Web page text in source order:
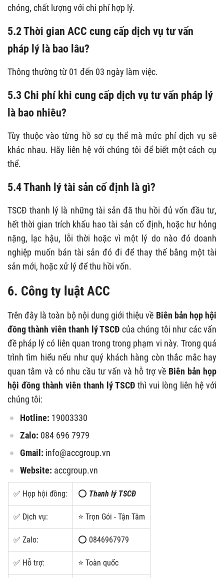
chóng, chất lượng với chi phí hợp lý.
5.2 Thời gian ACC cung cấp dịch vụ tư vấn
pháp lý là bao lâu?
Thông thường từ 01 đến 03 ngày làm việc.
5.3 Chi phí khi cung cấp dịch vụ tư vấn pháp lý
là bao nhiêu?
Tùy thuộc vào từng hồ sơ cụ thể mà mức phí dịch vụ sẽ
khác nhau. Hãy liên hệ với chúng tôi để biết một cách cụ
thể.
5.4 Thanh lý tài sản cố định là gì?
TSCĐ thanh lý là những tài sản đã thu hồi đủ vốn đầu tư,
hết thời gian trích khấu hao tài sản cố định, hoặc hư hỏng
nặng, lạc hậu, lỗi thời hoặc vì một lý do nào đó doanh
nghiệp muốn bán tài sản đó đi để thay thế bằng một tài
sản mới, hoặc xử lý để thu hồi vốn.
6. Công ty luật ACC
Trên đây là toàn bộ nội dung giới thiệu về Biên bản họp hội
đồng thành viên thanh lý TSCĐ của chúng tôi như các vấn
đề pháp lý có liên quan trong trong phạm vi này. Trong quá
trình tìm hiểu nếu như quý khách hàng còn thắc mắc hay
quan tâm và có nhu cầu tư vấn và hỗ trợ về Biên bản họp
hội đồng thành viên thanh lý TSCĐ thì vui lòng liên hệ với
chúng tôi:
Hotline: 19003330
Zalo: 084 696 7979
Gmail: info@accgroup.vn
Website: accgroup.vn
✅ Họp hội đồng: ⭕ Thanh lý TSCĐ
✅ Dịch vụ: ⭐ Trọn Gói - Tận Tâm
✅ Zalo: ⭕ 0846967979
✅ Hỗ trợ: ⭐ Toàn quốc